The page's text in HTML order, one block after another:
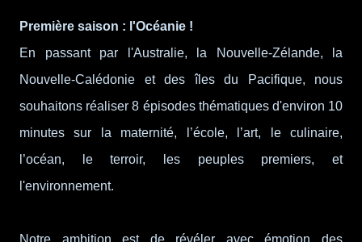
Première saison : l'Océanie !
En passant par l'Australie, la Nouvelle-Zélande, la
Nouvelle-Calédonie et des îles du Pacifique, nous
souhaitons réaliser 8 épisodes thématiques d'environ 10
minutes sur la maternité, l’école, l’art, le culinaire,
l’océan, le terroir, les peuples premiers, et
l'environnement.